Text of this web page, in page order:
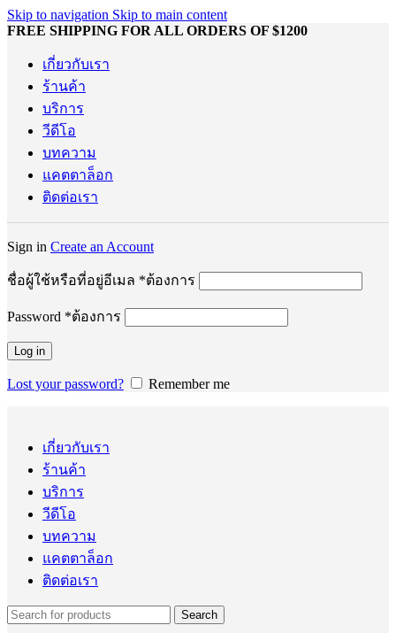
Skip to navigation Skip to main content
FREE SHIPPING FOR ALL ORDERS OF $1200
เกี่ยวกับเรา
ร้านค้า
บริการ
วีดีโอ
บทความ
แคตตาล็อก
ติดต่อเรา
Sign in Create an Account
ชื่อผู้ใช้หรือที่อยู่อีเมล *ต้องการ
Password *ต้องการ
Log in
Lost your password? Remember me
เกี่ยวกับเรา
ร้านค้า
บริการ
วีดีโอ
บทความ
แคตตาล็อก
ติดต่อเรา
Search